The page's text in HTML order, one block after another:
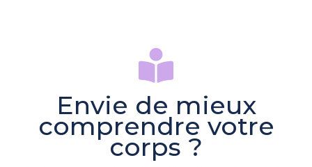
Envie de mieux
comprendre votre
corps ?